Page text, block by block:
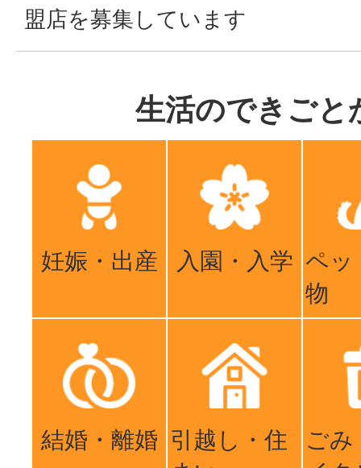
盟店を募集しています
生活のできごと
妊娠・出産 入園・入学 ペッ
物
結婚・離婚 引越し・住
ごみ